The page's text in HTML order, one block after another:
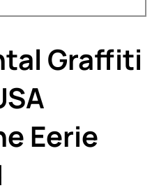
Graffiti
Eerie